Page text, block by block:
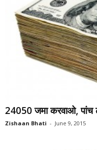
24050 जमा करवाओ, पांच
Zishaan Bhati - June 9, 2015